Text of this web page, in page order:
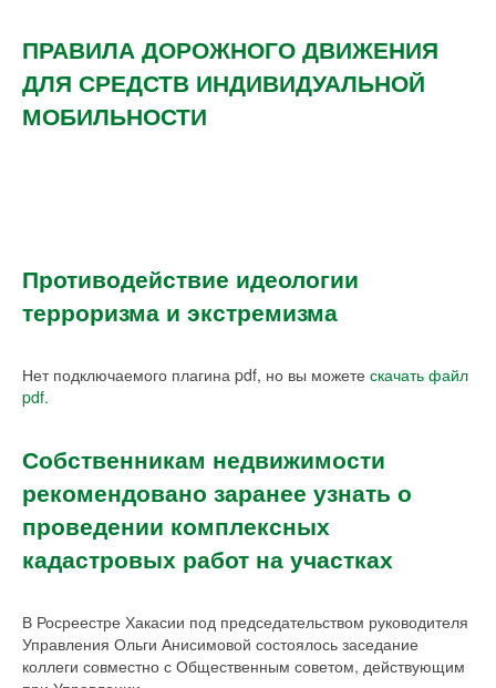
ПРАВИЛА ДОРОЖНОГО ДВИЖЕНИЯ
ДЛЯ СРЕДСТВ ИНДИВИДУАЛЬНОЙ
МОБИЛЬНОСТИ
Противодействие идеологии
терроризма и экстремизма
Нет подключаемого плагина pdf, но вы можете скачать файл
pdf.
Собственникам недвижимости
рекомендовано заранее узнать о
проведении комплексных
кадастровых работ на участках
В Росреестре Хакасии под председательством руководителя
Управления Ольги Анисимовой состоялось заседание
коллеги совместно с Общественным советом, действующим